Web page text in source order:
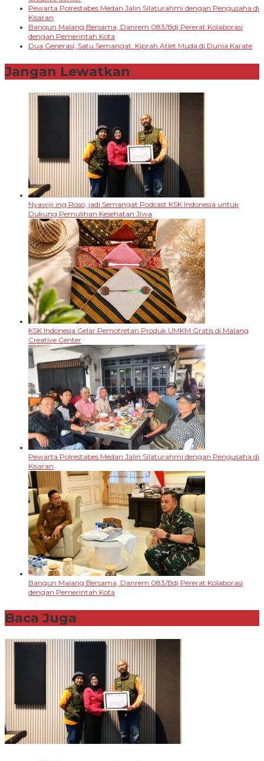
Pewarta Polrestabes Medan Jalin Silaturahmi dengan Pengusaha di
Kisaran
Bangun Malang Bersama, Danrem 083/Bdj Pererat Kolaborasi
dengan Pemerintah Kota
Dua Generasi, Satu Semangat: Kiprah Atlet Muda di Dunia Karate
Jangan Lewatkan
Nyawiji ing Roso, jadi Semangat Podcast KSK Indonesia untuk
Dukung Pemulihan Kesehatan Jiwa
KSK Indonesia Gelar Pemotretan Produk UMKM Gratis di Malang
Creative Center
Pewarta Polrestabes Medan Jalin Silaturahmi dengan Pengusaha di
Kisaran
Bangun Malang Bersama, Danrem 083/Bdj Pererat Kolaborasi
dengan Pemerintah Kota
Baca Juga